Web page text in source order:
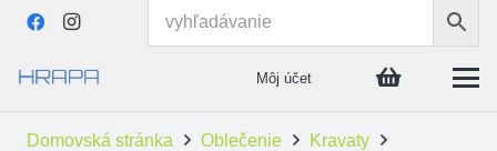
Môj účet
Domovská stránka Oblečenie
Kravaty